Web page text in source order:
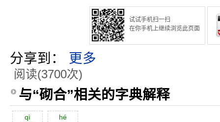
试试手机扫一扫
在你手机上继续浏览此页面
分享到： 更多
阅读(3700次)
与“砌合”相关的字典解释
qì hé